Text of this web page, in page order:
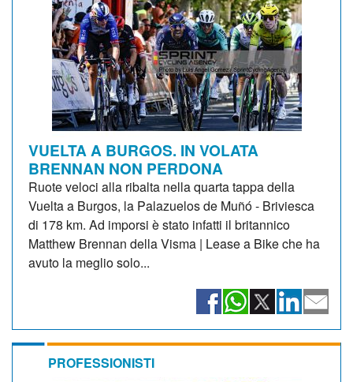
VUELTA A BURGOS. IN VOLATA
BRENNAN NON PERDONA
Ruote veloci alla ribalta nella quarta tappa della
Vuelta a Burgos, la Palazuelos de Muñó - Briviesca
di 178 km. Ad imporsi è stato infatti il britannico
Matthew Brennan della Visma | Lease a Bike che ha
avuto la meglio solo...
PROFESSIONISTI